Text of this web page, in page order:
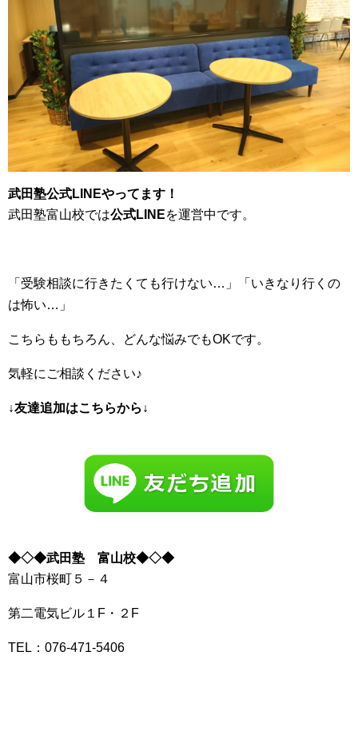
武田塾公式LINEやってます！
武田塾富山校では公式LINEを運営中です。
「受験相談に行きたくても行けない…」「いきなり行くの
は怖い…」
こちらももちろん、どんな悩みでもOKです。
気軽にご相談ください♪
↓友達追加はこちらから↓
◆◇◆武田塾 富山校◆◇◆
富山市桜町５－４
第二電気ビル１F・２F
TEL：076-471-5406